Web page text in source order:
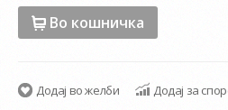
Во кошничка
Додај во желби Додај за